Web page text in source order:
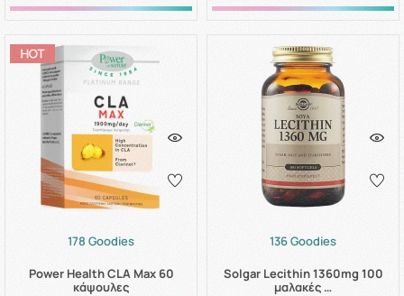
178 Goodies
Power Health CLA Max 60
κάψουλες
136 Goodies
Solgar Lecithin 1360mg 100
μαλακές …